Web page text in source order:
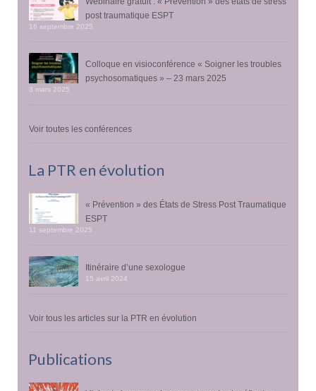
post traumatique ESPT
16 septembre 2025
Colloque en visioconférence « Soigner les troubles
psychosomatiques » – 23 mars 2025
3 mars 2025
Voir toutes les conférences
La PTR en évolution
« Prévention » des États de Stress Post Traumatique
ESPT
11 septembre 2025
Itinéraire d’une sexologue
15 avril 2024
Voir tous les articles sur la PTR en évolution
Publications